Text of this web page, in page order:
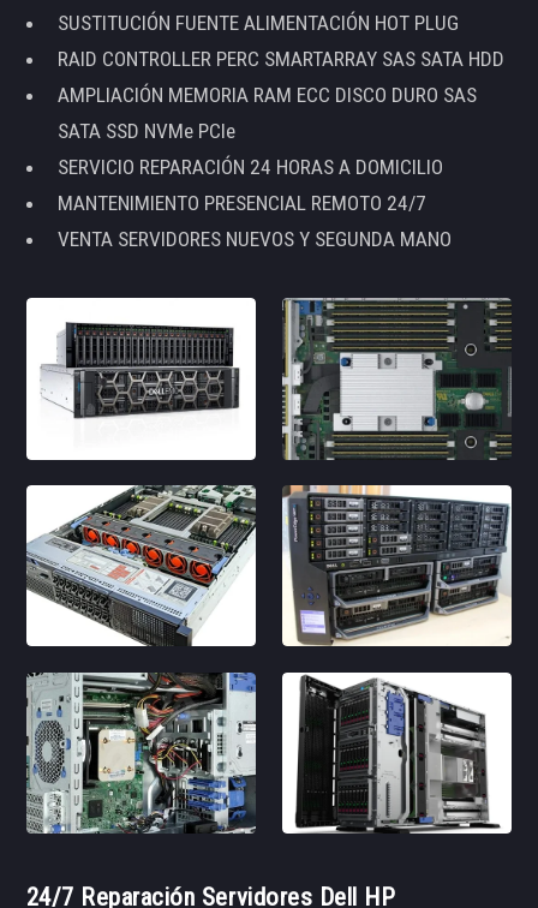
SUSTITUCIÓN FUENTE ALIMENTACIÓN HOT PLUG
RAID CONTROLLER PERC SMARTARRAY SAS SATA HDD
AMPLIACIÓN MEMORIA RAM ECC DISCO DURO SAS
SATA SSD NVMe PCIe
SERVICIO REPARACIÓN 24 HORAS A DOMICILIO
MANTENIMIENTO PRESENCIAL REMOTO 24/7
VENTA SERVIDORES NUEVOS Y SEGUNDA MANO
24/7 Reparación Servidores Dell HP